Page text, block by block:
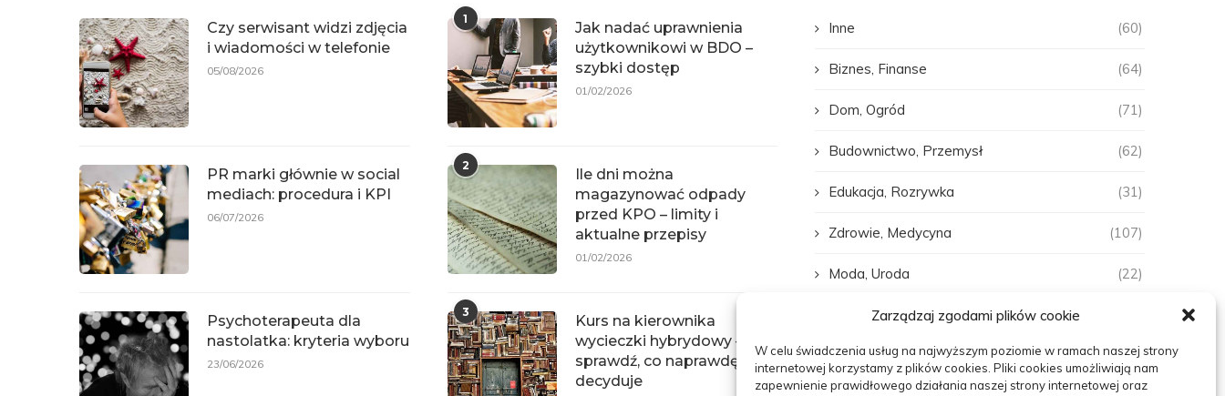
Zarządzaj zgodami plików cookie
W celu świadczenia usług na najwyższym poziomie w ramach naszej strony
internetowej korzystamy z plików cookies. Pliki cookies umożliwiają nam
zapewnienie prawidłowego działania naszej strony internetowej oraz
Czy serwisant widzi zdjęcia
i wiadomości w telefonie
05/08/2026
PR marki głównie w social
mediach: procedura i KPI
06/07/2026
Psychoterapeuta dla
nastolatka: kryteria wyboru
23/06/2026
1
Jak nadać uprawnienia
użytkownikowi w BDO –
szybki dostęp
01/02/2026
2
Ile dni można
magazynować odpady
przed KPO – limity i
aktualne przepisy
01/02/2026
3
Kurs na kierownika
wycieczki hybrydowy –
sprawdź, co naprawdę
decyduje
Inne (60)
Biznes, Finanse (64)
Dom, Ogród (71)
Budownictwo, Przemysł (62)
Edukacja, Rozrywka (31)
Zdrowie, Medycyna (107)
Moda, Uroda (22)
Turystyka, Aktywność
Motoryzacja, Transport (84)